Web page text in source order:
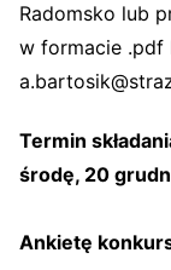
Radomsko lub
w formacie .pdf
Termin
środę, 20
Ankietę